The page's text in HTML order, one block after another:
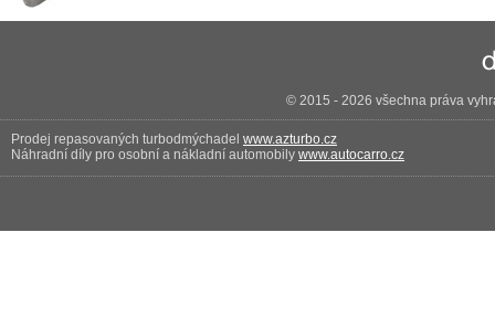
© 2015 - 2026 všechna práva
Prodej repasovaných turbodmýchadel www.azturbo.cz
Náhradní díly pro osobní a nákladní automobily www.autocarro.cz